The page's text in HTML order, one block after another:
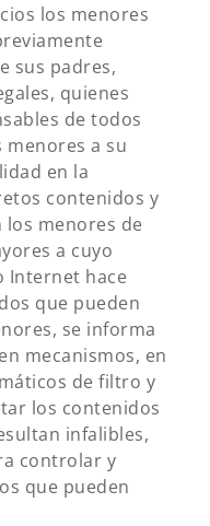
los menores
sus padres,
quienes
de todos
a su
en la
contenidos y
los menores de
a cuyo
Internet hace
que pueden
se informa
mecanismos, en
de filtro y
los contenidos
infalibles,
controlar y
que pueden